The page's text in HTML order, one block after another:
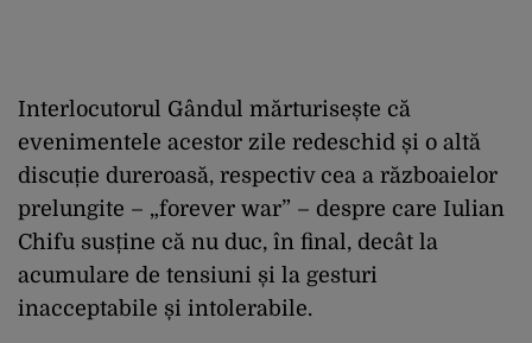
Interlocutorul Gândul mărturisește că
evenimentele acestor zile redeschid și o altă
discuție dureroasă, respectiv cea a războaielor
prelungite – „forever war” – despre care Iulian
Chifu susține că nu duc, în final, decât la
acumulare de tensiuni și la gesturi
inacceptabile și intolerabile.